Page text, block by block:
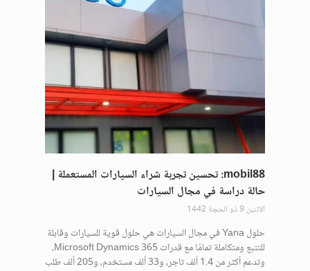
mobil88: تحسين تجربة شراء السيارات المستعملة |
حالة دراسة في مجال السيارات
الاثنين 9 ذو الحجة 1442
حلول Yana في مجال السيارات هي حلول قوية للسيارات وقابلة
للتتبع ومتكاملة تمامًا مع قدرات Microsoft Dynamics 365،
وتدعم أكثر من 1.4 ألف تاجر، و33 ألف مستخدم، و205 ألف طلب